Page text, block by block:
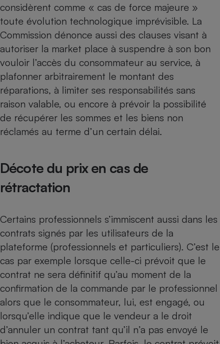
considèrent comme « cas de force majeure »
toute évolution technologique imprévisible. La
Commission dénonce aussi des clauses visant à
autoriser la market place à suspendre à son bon
vouloir l’accès du consommateur au service, à
plafonner arbitrairement le montant des
réparations, à limiter ses responsabilités sans
raison valable, ou encore à prévoir la possibilité
de récupérer les sommes et les biens non
réclamés au terme d’un certain délai.
Décote du prix en cas de
rétractation
Certains professionnels s’immiscent aussi dans les
contrats signés par les utilisateurs de la
plateforme (professionnels et particuliers). C’est le
cas par exemple lorsque celle-ci prévoit que le
contrat ne sera définitif qu’au moment de la
confirmation de la commande par le professionnel
alors que le consommateur, lui, est engagé, ou
lorsqu’elle indique que le vendeur a le droit
d’annuler un contrat tant qu’il n’a pas envoyé le
Climatiseur -
Ventilateur
Robot ménager
Antivirus